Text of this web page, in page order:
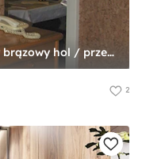
Piętro domu pod Krakowem - Mały brązowy hol / przedpokój, styl tradycyjny - zdjęcie od Justyna Lewicka Design
2